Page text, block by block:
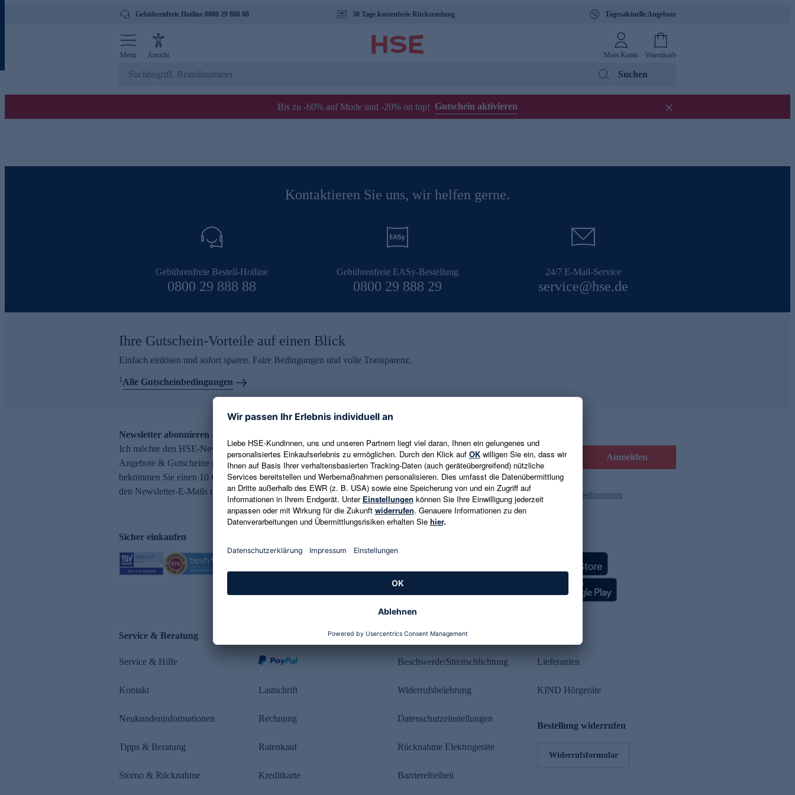
Gebührenfreie Hotline 0800 29 888 88 30 Tage kostenfreie Rücksendung Tagesaktuelle Angebote
Menü Ansicht Mein Konto Warenkorb
Suchen
Bis zu -60% auf Mode und -20% on top! Gutschein aktivieren
Kontaktieren Sie uns, wir helfen gerne.
Gebührenfreie Bestell-Hotline
0800 29 888 88
Gebührenfreie EASy-Bestellung
0800 29 888 29
24/7 E-Mail-Service
service@hse.de
Ihre Gutschein-Vorteile auf einen Blick
Einfach einlösen und sofort sparen. Faire Bedingungen und volle Transparenz.
1Alle Gutscheinbedingungen
Newsletter abonnieren – 10 € Gutschein erhalten
Ich möchte den HSE-Newsletter abonnieren und aktuelle Trends,
Angebote & Gutscheine per E-Mail erhalten. Als Dankeschön
bekommen Sie einen 10 € Gutschein. Eine Abmeldung ist jederzeit in
den Newsletter-E-Mails möglich.
E-Mail-Adresse eingeben Anmelden
Es gelten die Datenschutzrichtlinien und die Gutscheinbedingungen
Sicher einkaufen
Service & Beratung
Service & Hilfe
Kontakt
Neukundeninformationen
Tipps & Beratung
Storno & Rücknahme
Lastschrift
Rechnung
Ratenkauf
Kreditkarte
Rechtliches
Beschwerde/Streitschlichtung
Widerrufsbelehrung
Datenschutzeinstellungen
Rücknahme Elektrogeräte
Barrierefreiheit
Lieferanten
KIND Hörgeräte
Bestellung widerrufen
Widerrufsformular